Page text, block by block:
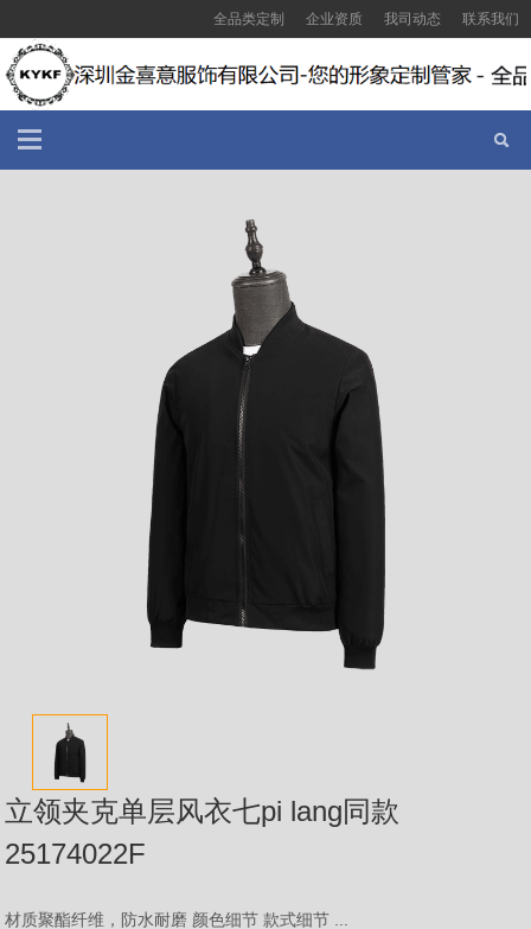
全品类定制 企业资质 我司动态 联系我们
立领夹克单层风衣七pi lang同款
25174022F
材质聚酯纤维，防水耐磨 颜色细节 款式细节 ...